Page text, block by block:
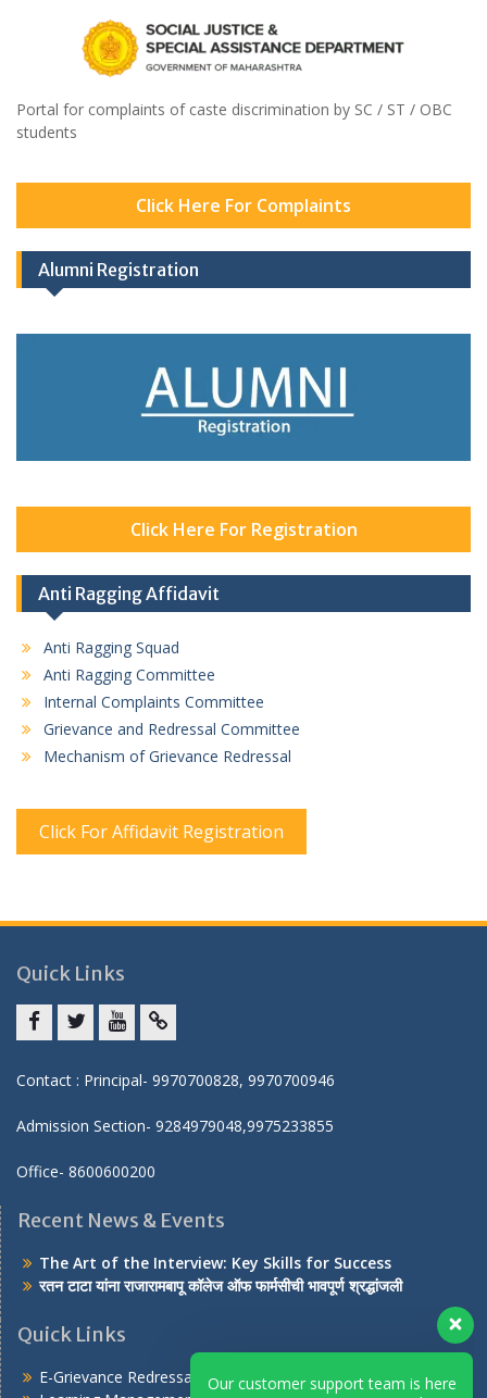
Portal for complaints of caste discrimination by SC / ST / OBC
students
Click Here For Complaints
Alumni Registration
Click Here For Registration
Anti Ragging Affidavit
Anti Ragging Squad
Anti Ragging Committee
Internal Complaints Committee
Grievance and Redressal Committee
Mechanism of Grievance Redressal
Click For Affidavit Registration
Quick Links
Contact : Principal- 9970700828, 9970700946
Admission Section- 9284979048,9975233855
Office- 8600600200
Recent News & Events
The Art of the Interview: Key Skills for Success
रतन टाटा यांना राजारामबापू कॉलेज ऑफ फार्मसीची भावपूर्ण श्रद्धांजली
Quick Links
E-Grievance Redressal Portalto answer your questions. Ask us